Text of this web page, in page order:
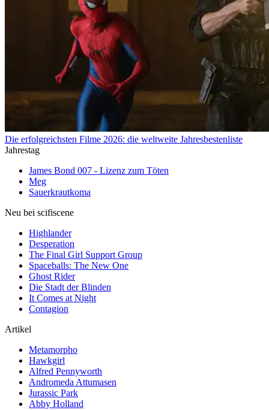
Die erfolgreichsten Filme 2026: die weltweite Jahresbestenliste
Jahrestag
James Bond 007 - Lizenz zum Töten
Meg
Sauerkrautkoma
Neu bei scifiscene
Highlander
Desperation
The Final Girl Support Group
Spaceballs: The New One
Ghost Rider
Die Stadt der Blinden
It Comes at Night
Contagion
Artikel
Metamorpho
Hawkgirl
Alfred Pennyworth
Andromeda Attumasen
Jurassic Park
Abby Holland